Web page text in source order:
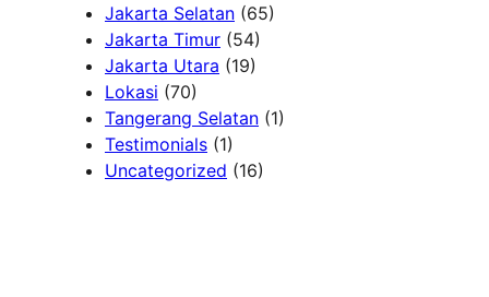
Jakarta Selatan (65)
Jakarta Timur (54)
Jakarta Utara (19)
Lokasi (70)
Tangerang Selatan (1)
Testimonials (1)
Uncategorized (16)